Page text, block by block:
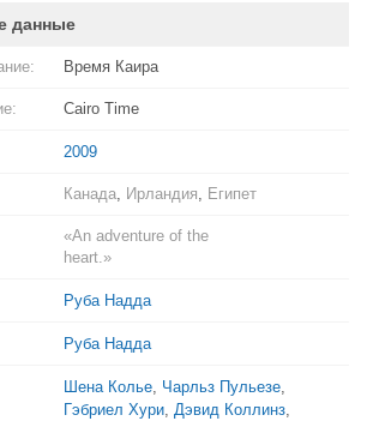
данные
Время Каира
Cairo Time
2009
Канада, Ирландия, Египет
«An adventure of the
heart.»
Руба Надда
Руба Надда
Шена Колье, Чарльз Пульезе,
Гэбриел Хури, Дэвид Коллинз,